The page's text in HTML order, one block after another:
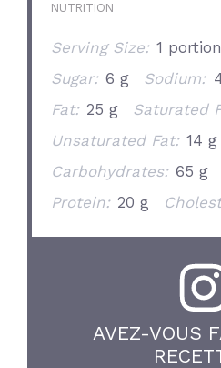
NUTRITION
Serving Size: 1 portion
Sugar: 6 g Sodium:
Fat: 25 g Saturated
Unsaturated Fat: 14 g
Carbohydrates: 65 g
Protein: 20 g
AVEZ-VOUS